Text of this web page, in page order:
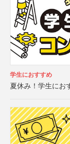
学生におすすめ
夏休み！学生にお